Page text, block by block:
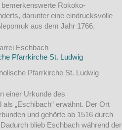
Rokoko-
darunter eine eindrucksvolle
aus dem Jahr 1766.
Eschbach
Pfarrkirche St. Ludwig
einer Urkunde des
„Eschibach“ erwähnt. Der Ort
und gehörte ab 1516 durch
blieb Eschbach während der